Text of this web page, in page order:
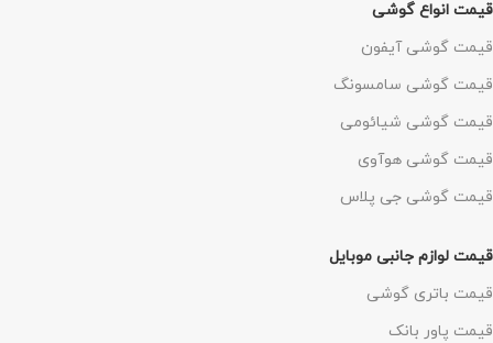
قیمت انواع گوشی
قیمت گوشی آیفون
قیمت گوشی سامسونگ
قیمت گوشی شیائومی
قیمت گوشی هوآوی
قیمت گوشی جی پلاس
قیمت لوازم جانبی موبایل
قیمت باتری گوشی
قیمت پاور بانک